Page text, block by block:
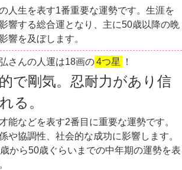
人生を表す1番重要な運勢です。生涯を
響する総合運となり、主に50歳以降の晩
響を及ぼします。
さんの人運は18画の4つ星 ！
で剛気。忍耐力があり信
る。
能などを表す2番目に重要な運勢です。
や協調性、社会的な成功に影響します。
から50歳ぐらいまでの中年期の運勢を表